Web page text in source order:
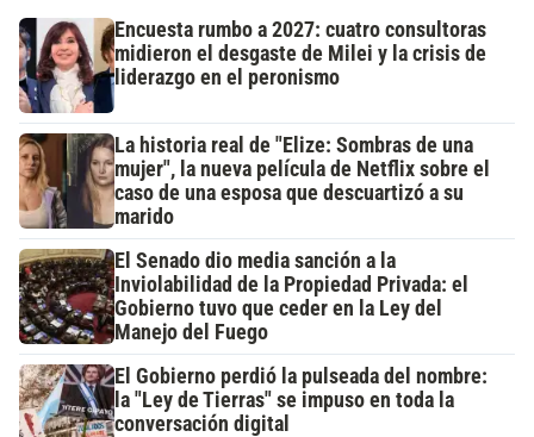
Encuesta rumbo a 2027: cuatro consultoras
midieron el desgaste de Milei y la crisis de
liderazgo en el peronismo
La historia real de "Elize: Sombras de una
mujer", la nueva película de Netflix sobre el
caso de una esposa que descuartizó a su
marido
El Senado dio media sanción a la
Inviolabilidad de la Propiedad Privada: el
Gobierno tuvo que ceder en la Ley del
Manejo del Fuego
El Gobierno perdió la pulseada del nombre:
la "Ley de Tierras" se impuso en toda la
conversación digital